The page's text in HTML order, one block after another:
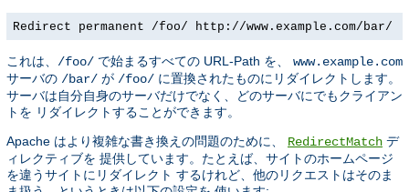
Redirect permanent /foo/ http://www.example.com/bar/
これは、 /foo/ で始まるすべての URL-Path を、 www.example.com
サーバの /bar/ が /foo/ に置換されたものにリダイレクトします。
サーバは自分自身のサーバだけでなく、どのサーバにでもクライアン
トを リダイレクトすることができます。
Apache はより複雑な書き換えの問題のために、 RedirectMatch デ
ィレクティブを 提供しています。たとえば、サイトのホームページ
を違うサイトにリダイレクト するけれど、他のリクエストはそのま